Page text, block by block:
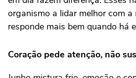
organismo a lidar melhor com a
responde mais bem quando há
Coração pede atenção, não